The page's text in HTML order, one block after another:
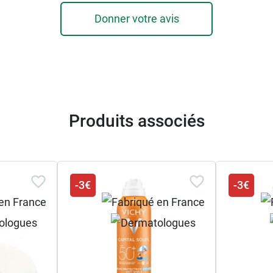
Donner votre avis
Produits associés
-3€ -3€